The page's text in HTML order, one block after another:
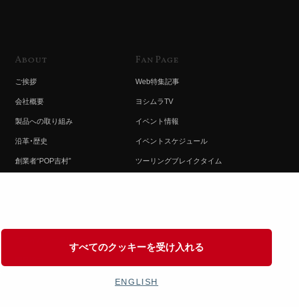
About
ご挨拶
会社概要
製品への取り組み
沿革・歴史
創業者“POP吉村”
Fan Page
Web特集記事
ヨシムラTV
イベント情報
イベントスケジュール
ツーリングブレイクタイム
すべてのクッキーを受け入れる
ENGLISH